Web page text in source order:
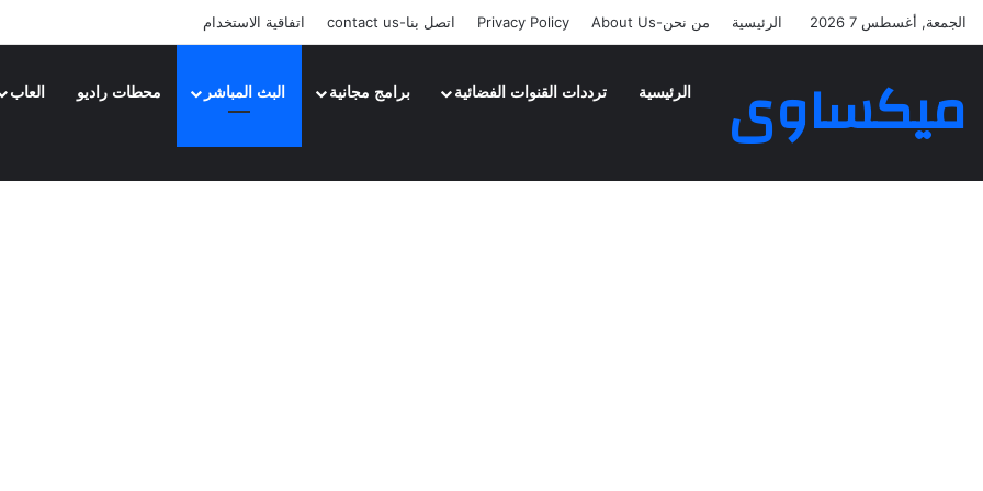
الجمعة, أغسطس 7 2026 الرئيسية من نحن-About Us Privacy Policy اتصل بنا-contact us اتفاقية الاستخدام
ميكساوى الرئيسية ترددات القنوات الفضائية برامج مجانية البث المباشر محطات راديو العاب